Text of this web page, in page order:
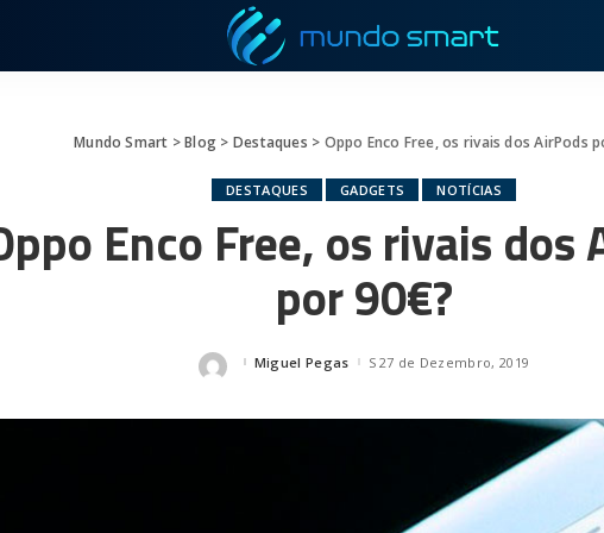
Mundo Smart >Blog > Destaques > Oppo Enco Free, os rivais dos AirPods
DESTAQUES GADGETS NOTÍCIAS
Enco Free, os rivais dos
por 90€?
Posted
Miguel Pegas 27 de Dezembro, 2019